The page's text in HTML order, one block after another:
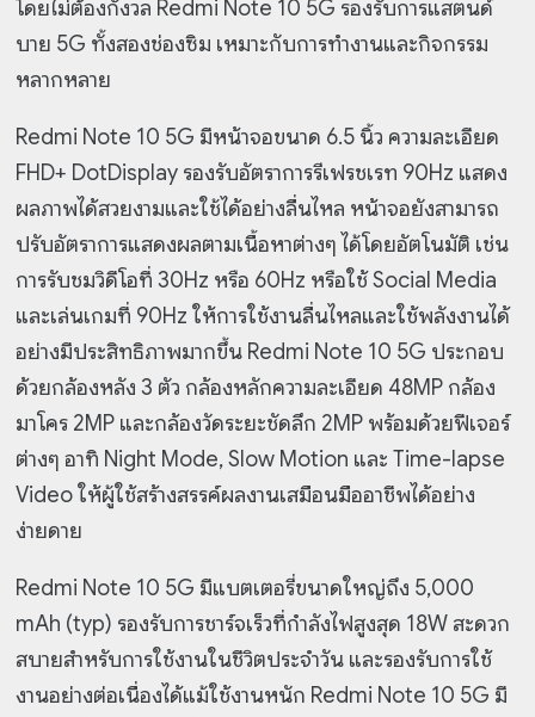
โดยไม่ต้องกังวล Redmi Note 10 5G รองรับการแสตนด์
บาย 5G ทั้งสองช่องซิม เหมาะกับการทำงานและกิจกรรม
หลากหลาย
Redmi Note 10 5G มีหน้าจอขนาด 6.5 นิ้ว ความละเอียด
FHD+ DotDisplay รองรับอัตราการรีเฟรชเรท 90Hz แสดง
ผลภาพได้สวยงามและใช้ได้อย่างลื่นไหล หน้าจอยังสามารถ
ปรับอัตราการแสดงผลตามเนื้อหาต่างๆ ได้โดยอัตโนมัติ เช่น
การรับชมวิดีโอที่ 30Hz หรือ 60Hz หรือใช้ Social Media
และเล่นเกมที่ 90Hz ให้การใช้งานลื่นไหลและใช้พลังงานได้
อย่างมีประสิทธิภาพมากขึ้น Redmi Note 10 5G ประกอบ
ด้วยกล้องหลัง 3 ตัว กล้องหลักความละเอียด 48MP กล้อง
มาโคร 2MP และกล้องวัดระยะชัดลึก 2MP พร้อมด้วยฟีเจอร์
ต่างๆ อาทิ Night Mode, Slow Motion และ Time-lapse
Video ให้ผู้ใช้สร้างสรรค์ผลงานเสมือนมืออาชีพได้อย่าง
ง่ายดาย
Redmi Note 10 5G มีแบตเตอรี่ขนาดใหญ่ถึง 5,000
mAh (typ) รองรับการชาร์จเร็วที่กำลังไฟสูงสุด 18W สะดวก
สบายสำหรับการใช้งานในชีวิตประจำวัน และรองรับการใช้
งานอย่างต่อเนื่องได้แม้ใช้งานหนัก Redmi Note 10 5G มี